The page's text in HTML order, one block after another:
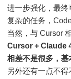
进一步强化，最
复杂的任务，
当然，与 Cursor
Cursor + Claude
相差不是很多，基
另外还有一点不